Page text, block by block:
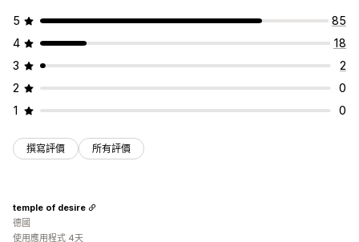
5
85
4
18
3
2
2
0
1
0
撰寫評價 所有評價
temple of desire
德國
使用應用程式 4天